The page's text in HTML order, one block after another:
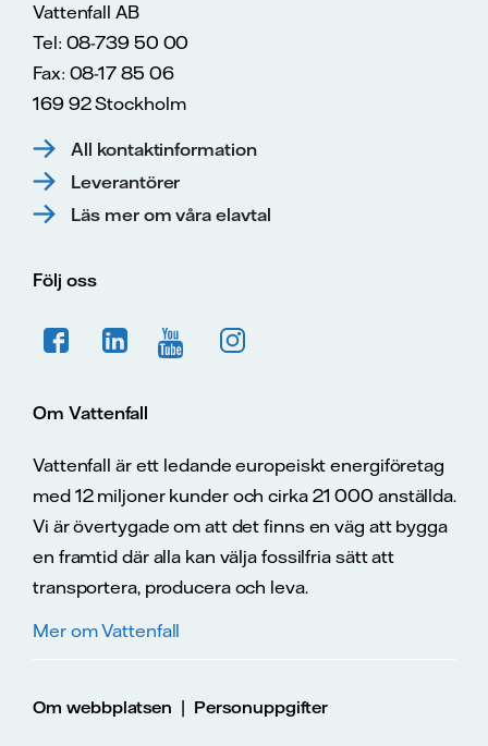
Vattenfall AB
Tel: 08-739 50 00
Fax: 08-17 85 06
169 92 Stockholm
All kontaktinformation
Leverantörer
Läs mer om våra elavtal
Följ oss
Om Vattenfall
Vattenfall är ett ledande europeiskt energiföretag
med 12 miljoner kunder och cirka 21 000 anställda.
Vi är övertygade om att det finns en väg att bygga
en framtid där alla kan välja fossilfria sätt att
transportera, producera och leva.
Mer om Vattenfall
Om webbplatsen | Personuppgifter